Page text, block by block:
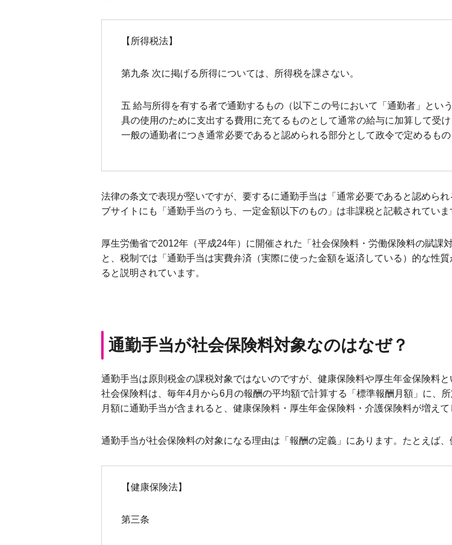
【所得税法】
第九条 次に掲げる所得については、所得税を課さない。
五 給与所得を有する者で通勤するもの（以下この号において「通勤者」とい
具の使用のために支出する費用に充てるものとして通常の給与に加算して受
一般の通勤者につき通常必要であると認められる部分として政令で定めるもの
法律の条文で表現が堅いですが、要するに通勤手当は「通常必要であると認めら
ブサイトにも「通勤手当のうち、一定金額以下のもの」は非課税と記載されていま
厚生労働省で2012年（平成24年）に開催された「社会保険料・労働保険料の賦課
と、税制では「通勤手当は実費弁済（実際に使った金額を返済している）的な性
ると説明されています。
通勤手当が社会保険料対象なのはなぜ？
通勤手当は原則税金の課税対象ではないのですが、健康保険料や厚生年金保険料
社会保険料は、毎年4月から6月の報酬の平均額で計算する「標準報酬月額」に、
月額に通勤手当が含まれると、健康保険料・厚生年金保険料・介護保険料が増えて
通勤手当が社会保険料の対象になる理由は「報酬の定義」にあります。たとえば
【健康保険法】
第三条